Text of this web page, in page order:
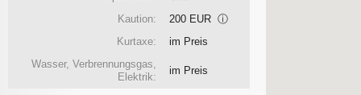
Kaution:
200 EUR ⓘ
Kurtaxe:
im Preis
Wasser, Verbrennungsgas,
Elektrik:
im Preis